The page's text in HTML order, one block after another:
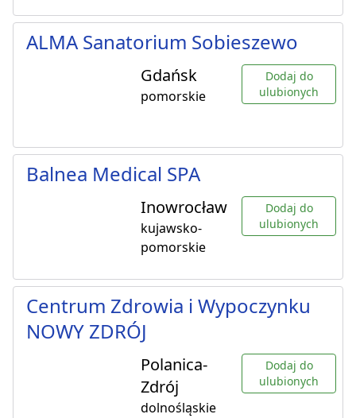
ALMA Sanatorium Sobieszewo
Gdańsk
pomorskie
Dodaj do
ulubionych
Balnea Medical SPA
Inowrocław
kujawsko-
pomorskie
Dodaj do
ulubionych
Centrum Zdrowia i Wypoczynku
NOWY ZDRÓJ
Polanica-
Zdrój
dolnośląskie
Dodaj do
ulubionych